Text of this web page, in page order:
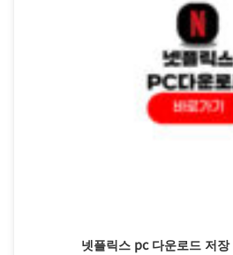
넷플릭스 pc 다운로드 저